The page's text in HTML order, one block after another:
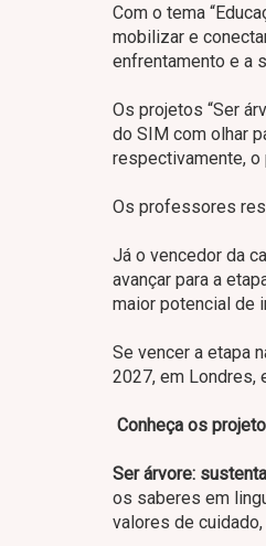
Com o tema
mobilizar e
enfrentamento e a
Os projetos “Ser
do SIM com olhar
respectivamente, o
Os professores
Já o vencedor da
avançar para a
maior potencial de
Se vencer a etapa
2027, em Londres,
Conheça os
Ser árvore:
os saberes em
valores de